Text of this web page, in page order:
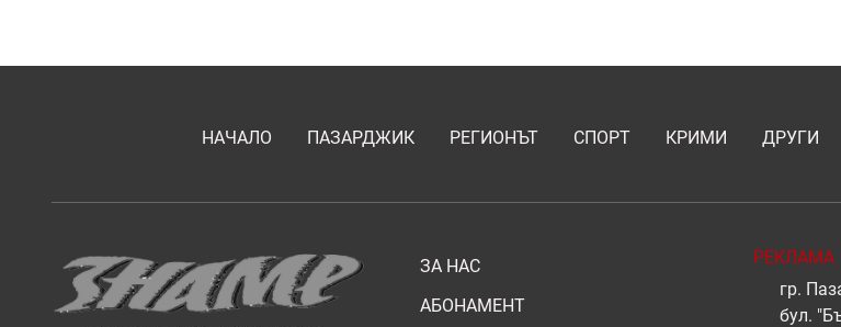
НАЧАЛО ПАЗАРДЖИК РЕГИОНЪТ СПОРТ КРИМИ ДРУГИ
ЗА НАС
АБОНАМЕНТ
РЕКЛАМА
гр.
бул.